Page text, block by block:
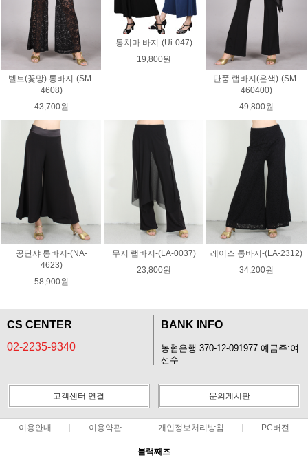
벨트(꽃망) 통바지-(SM-
4608)
43,700원
통치마 바지-(Ui-047)
19,800원
단풍 랩바지(은색)-(SM-
460400)
49,800원
공단샤 통바지-(NA-
4623)
58,900원
무지 랩바지-(LA-0037)
23,800원
레이스 통바지-(LA-2312)
34,200원
CS CENTER
02-2235-9340
BANK INFO
농협은행 370-12-091977 예금주:여
선수
고객센터 연결 문의게시판
이용안내 이용약관 개인정보처리방침 PC버전
블랙째즈